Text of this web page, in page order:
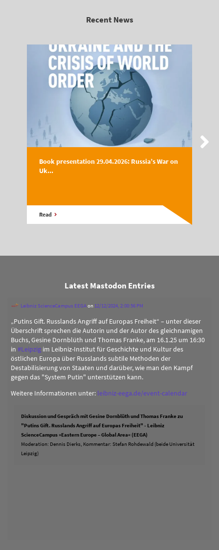
Recent News
Book presentation 29.04.2026: Russia’s War on
Uk...
Read
Latest Mastodon Entries
Leibniz ScienceCampus EEGAon 12/12/2024, 2:00:56 PM
„Putins Gift. Russlands Angriff auf Europas Freiheit“ – unter dieser
Überschrift sprechen die Autorin und der Autor des gleichnamigen
Buchs, Gesine Dornblüth und Thomas Franke, am 16.1.25 um 16:30
in #Leipzig im Leibniz-Institut für Geschichte und Kultur des
östlichen Europa über Russlands subtile Methoden der
Destabilisierung von Staaten und darüber, wie man den Kampf
gegen das "System Putin" unterstützen kann.
Weitere Informationen unter: leibniz-eega.de/event-calendar
Diskussion und Gespräch mit Gesine Dornblüth und Thomas Franke zu
"Putins Gift. Russlands Angriff auf Europas Freiheit" - Leibniz
ScienceCampus »Eastern Europe – Global Area« (EEGA)
Moderation: Dennis Dierks, Kommentar: Stefan Rohdewald (beide Universität
Leipzig)